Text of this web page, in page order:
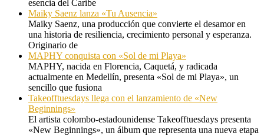
esencia del Caribe
Maiky Saenz lanza «Tu Ausencia»
Maiky Saenz, una producción que convierte el desamor en
una historia de resiliencia, crecimiento personal y esperanza.
Originario de
MAPHY conquista con «Sol de mi Playa»
MAPHY, nacida en Florencia, Caquetá, y radicada
actualmente en Medellín, presenta «Sol de mi Playa», un
sencillo que fusiona
Takeofftuesdays llega con el lanzamiento de «New
Beginnings»
El artista colombo-estadounidense Takeofftuesdays presenta
«New Beginnings», un álbum que representa una nueva etapa